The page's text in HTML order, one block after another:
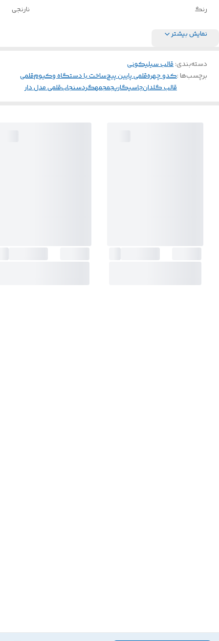
رنگ نارنجی
نمایش بیشتر
دسته‌بندی:قالب سیلیکونی
برچسب‌ها :کدو چهرهقلمی پایین پیچساخت با دستگاه وکیومقلمی
قالب گلدانجاسیگاریجمجمهگردسنجابقلمی مدل دار